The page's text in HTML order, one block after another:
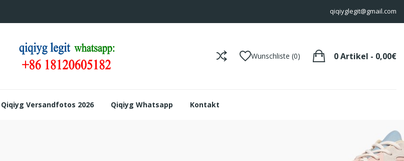
qiqiyglegit@gmail.com
Wunschliste (0) 0 Artikel - 0,00€
Qiqiyg Versandfotos 2026 Qiqiyg Whatsapp Kontakt